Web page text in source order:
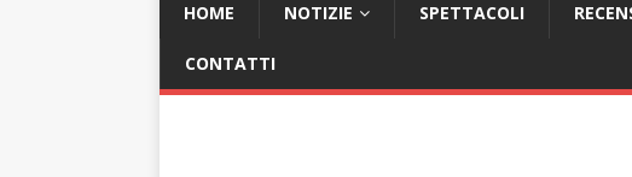
HOME NOTIZIE SPETTACOLI
CONTATTI